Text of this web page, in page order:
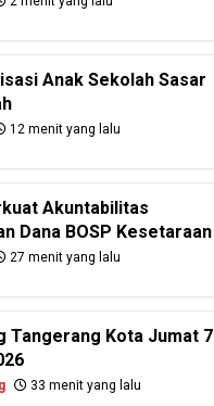
Anak Sekolah Sasar
12 menit yang lalu
Akuntabilitas
Dana BOSP Kesetaraan
27 menit yang lalu
Tangerang Kota Jumat 7
33 menit yang lalu